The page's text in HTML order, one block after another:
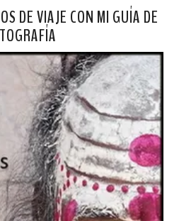
DE VIAJE CON MI GUÍA DE